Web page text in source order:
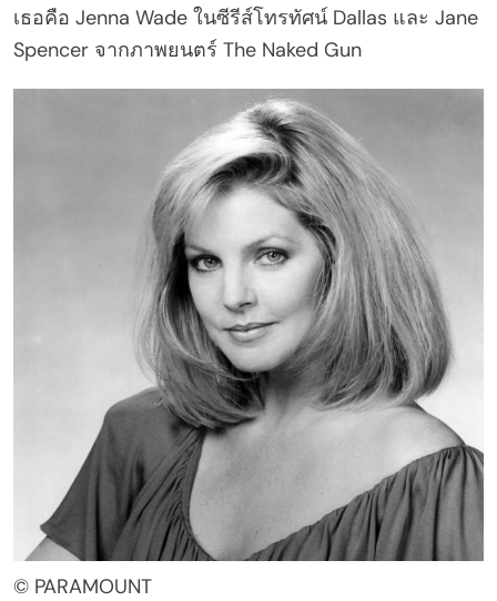
เธอคือ Jenna Wade ในซีรีส์โทรทัศน์ Dallas และ Jane
Spencer จากภาพยนตร์ The Naked Gun
© PARAMOUNT